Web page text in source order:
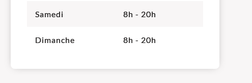
Samedi 8h - 20h
Dimanche 8h - 20h